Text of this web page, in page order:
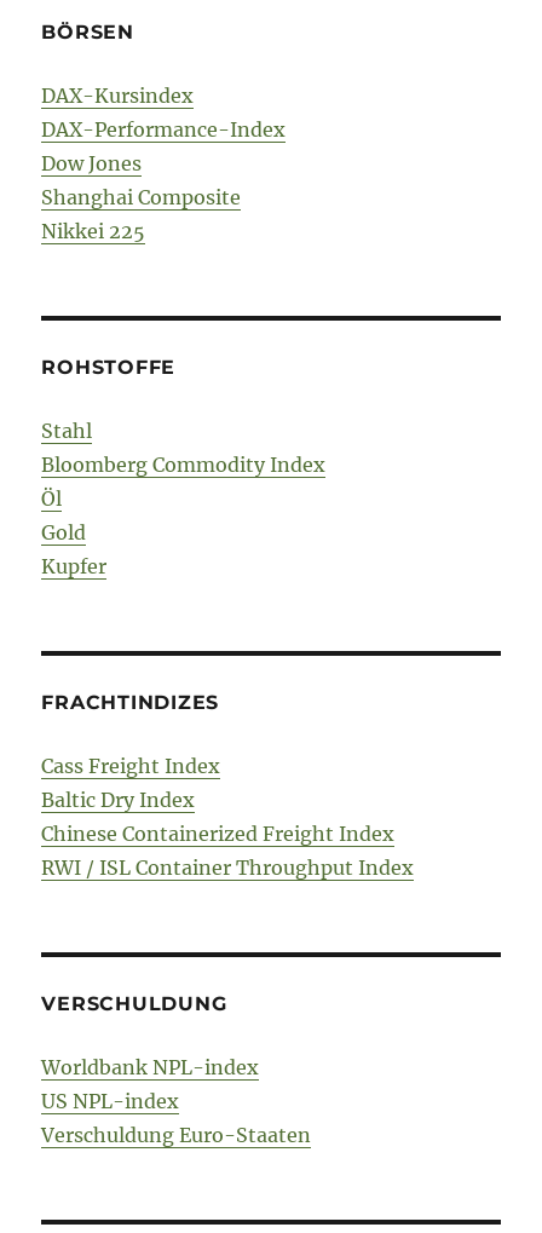
BÖRSEN
DAX-Kursindex
DAX-Performance-Index
Dow Jones
Shanghai Composite
Nikkei 225
ROHSTOFFE
Stahl
Bloomberg Commodity Index
Öl
Gold
Kupfer
FRACHTINDIZES
Cass Freight Index
Baltic Dry Index
Chinese Containerized Freight Index
RWI / ISL Container Throughput Index
VERSCHULDUNG
Worldbank NPL-index
US NPL-index
Verschuldung Euro-Staaten